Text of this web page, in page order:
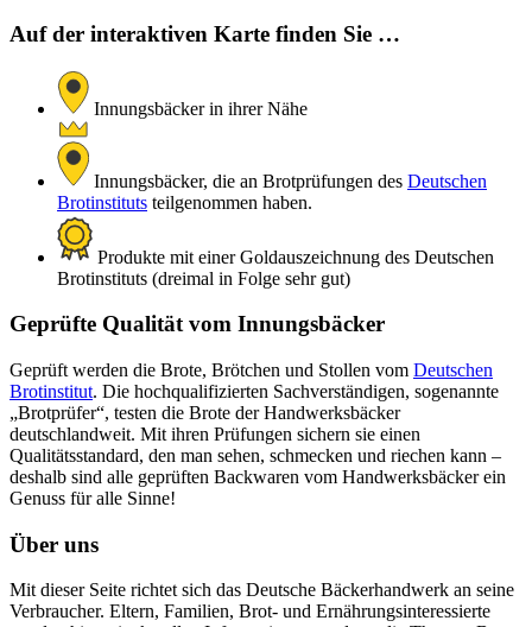
Auf der interaktiven Karte finden Sie …
Innungsbäcker in ihrer Nähe
Innungsbäcker, die an Brotprüfungen des Deutschen
Brotinstituts teilgenommen haben.
Produkte mit einer Goldauszeichnung des Deutschen
Brotinstituts (dreimal in Folge sehr gut)
Geprüfte Qualität vom Innungsbäcker
Geprüft werden die Brote, Brötchen und Stollen vom Deutschen
Brotinstitut. Die hochqualifizierten Sachverständigen, sogenannte
„Brotprüfer“, testen die Brote der Handwerksbäcker
deutschlandweit. Mit ihren Prüfungen sichern sie einen
Qualitätsstandard, den man sehen, schmecken und riechen kann –
deshalb sind alle geprüften Backwaren vom Handwerksbäcker ein
Genuss für alle Sinne!
Über uns
Mit dieser Seite richtet sich das Deutsche Bäckerhandwerk an seine
Verbraucher. Eltern, Familien, Brot- und Ernährungsinteressierte